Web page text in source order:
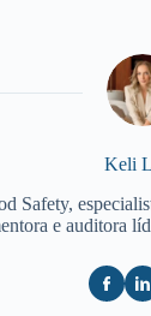
Keli
Safety,
e auditora